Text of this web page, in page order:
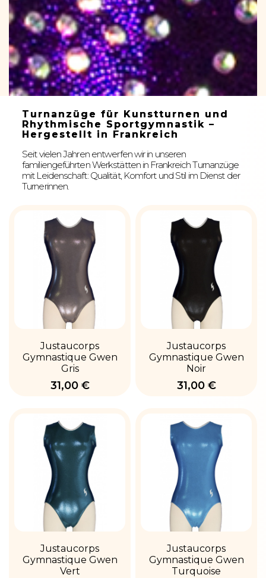
Turnanzüge für Kunstturnen und
Rhythmische Sportgymnastik –
Hergestellt in Frankreich
Seit vielen Jahren entwerfen wir in unseren
familiengeführten Werkstätten in Frankreich Turnanzüge
mit Leidenschaft: Qualität, Komfort und Stil im Dienst der
Turnerinnen.
Justaucorps
Gymnastique Gwen
Gris
31,00 €
Justaucorps
Gymnastique Gwen
Noir
31,00 €
Justaucorps
Gymnastique Gwen
Vert
Justaucorps
Gymnastique Gwen
Turquoise